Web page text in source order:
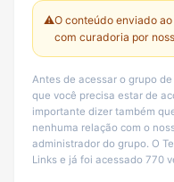
⚠️O conteúdo enviado
com curadoria por
Antes de acessar o grupo
que você precisa estar de
importante dizer também
nenhuma relação com o
administrador do grupo. O
Links e já foi acessado 770